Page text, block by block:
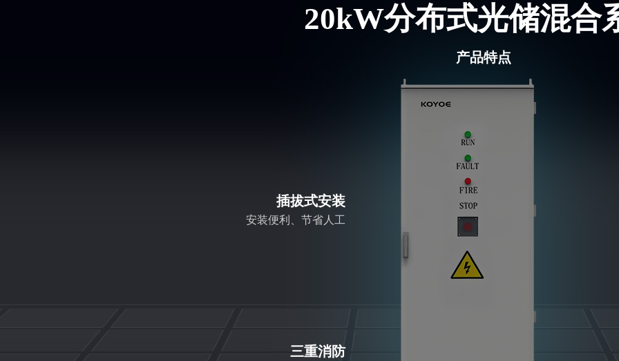
20kW分布式光储混合
产品特点
插拔式安装
安装便利、节省人工
三重消防